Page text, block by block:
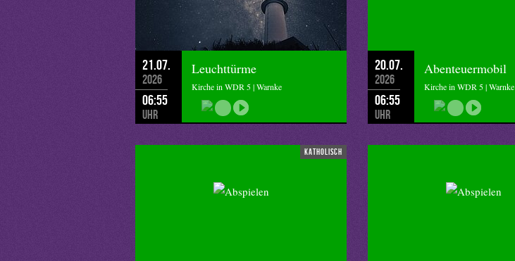
21.07.
2026
06:55
Uhr
Leuchttürme
Kirche in WDR 5 | Warnke
20.07.
2026
06:55
Uhr
Abenteuermobil
Kirche in WDR 5 | Warnke
katholisch